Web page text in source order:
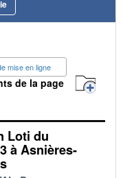
mise en ligne
de la page
Loti du
à Asnières-